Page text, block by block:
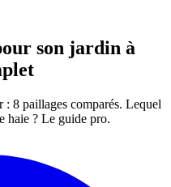
son jardin à
8 paillages comparés. Lequel
haie ? Le guide pro.